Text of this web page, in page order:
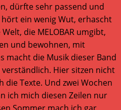
dürfte sehr passend und
ein wenig Wut, erhascht
die MELOBAR umgibt,
und bewohnen, mit
macht die Musik dieser Band
Hier sitzen nicht
die Texte. Und zwei Wochen
ich mich diesen Zeilen nur